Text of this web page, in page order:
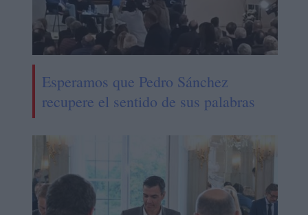
Esperamos que Pedro Sánchez
recupere el sentido de sus palabras